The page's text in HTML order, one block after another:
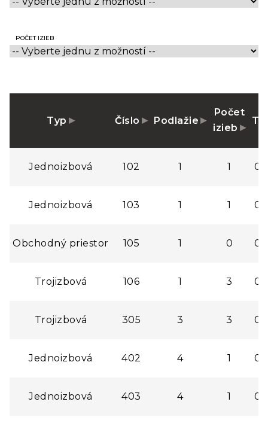
POČET IZIEB
Typ Číslo Podlažie
Počet
izieb
Jednoizbová 102 1 1
Jednoizbová 103 1 1
Obchodný priestor 105 1 0
Trojizbová 106 1 3
Trojizbová 305 3 3
Jednoizbová 402 4 1
Jednoizbová 403 4 1